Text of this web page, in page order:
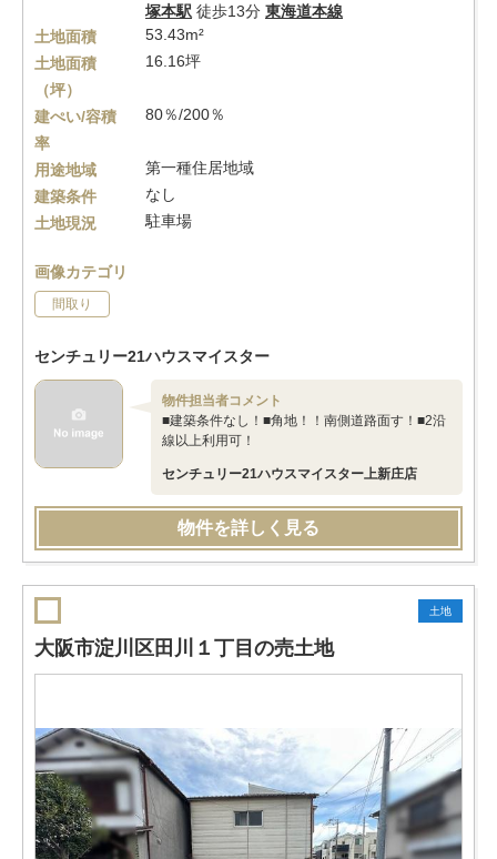
塚本駅 徒歩13分 東海道本線
土地面積
53.43m²
土地面積
（坪）
16.16坪
建ぺい/容積
率
80％/200％
用途地域
第一種住居地域
建築条件
なし
土地現況
駐車場
画像カテゴリ
間取り
センチュリー21ハウスマイスター
物件担当者コメント
■建築条件なし！■角地！！南側道路面す！■2沿
線以上利用可！
センチュリー21ハウスマイスター上新庄店
物件を詳しく見る
土地
大阪市淀川区田川１丁目の売土地